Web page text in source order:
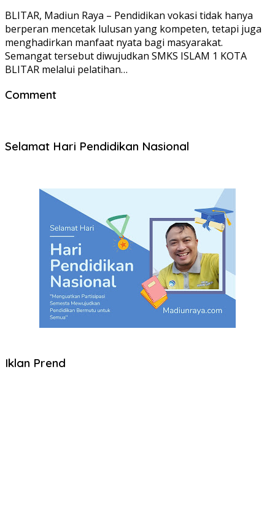
BLITAR, Madiun Raya – Pendidikan vokasi tidak hanya
berperan mencetak lulusan yang kompeten, tetapi juga
menghadirkan manfaat nyata bagi masyarakat.
Semangat tersebut diwujudkan SMKS ISLAM 1 KOTA
BLITAR melalui pelatihan…
Comment
Selamat Hari Pendidikan Nasional
Iklan Prend